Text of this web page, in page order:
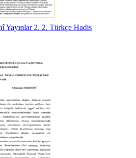
Yayınlar 2. 2. Türkçe Hadis